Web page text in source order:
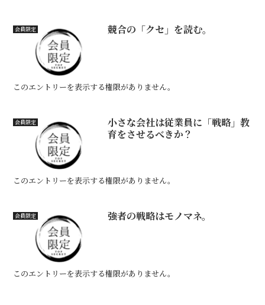
会員限定 競合の「クセ」を読む。
このエントリーを表示する権限がありません。
会員限定
小さな会社は従業員に「戦略」教
育をさせるべきか？
このエントリーを表示する権限がありません。
会員限定 強者の戦略はモノマネ。
このエントリーを表示する権限がありません。